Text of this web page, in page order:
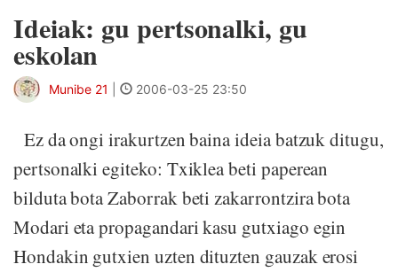
Ideiak: gu pertsonalki, gu
eskolan
Munibe 21 2006-03-25 23:50
Ez da ongi irakurtzen baina ideia batzuk ditugu,
pertsonalki egiteko: Txiklea beti paperean
bilduta bota Zaborrak beti zakarrontzira bota
Modari eta propagandari kasu gutxiago egin
Hondakin gutxien uzten dituzten gauzak erosi